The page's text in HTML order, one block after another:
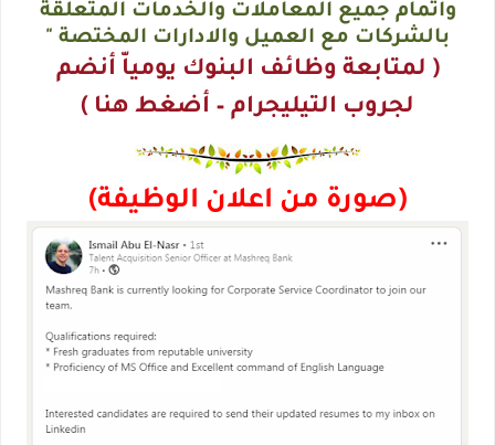
واتمام جميع المعاملات والخدمات المتعلقة
بالشركات مع العميل والادارات المختصة "
( لمتابعة وظائف البنوك يومياّ أنضم
لجروب التيليجرام – أضغط هنا )
(صورة من اعلان الوظيفة)